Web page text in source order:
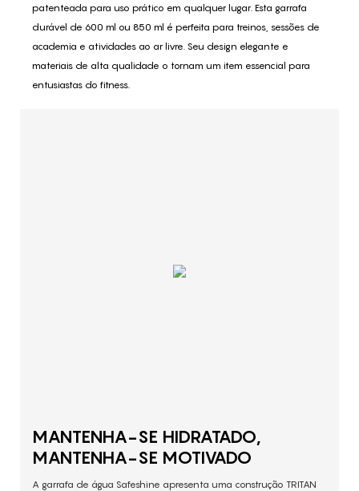
patenteada para uso prático em qualquer lugar. Esta garrafa
durável de 600 ml ou 850 ml é perfeita para treinos, sessões de
academia e atividades ao ar livre. Seu design elegante e
materiais de alta qualidade o tornam um item essencial para
entusiastas do fitness.
MANTENHA-SE HIDRATADO,
MANTENHA-SE MOTIVADO
A garrafa de água Safeshine apresenta uma construção TRITAN